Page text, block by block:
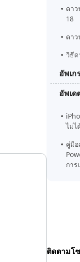
ดาว
18
ดาว
วิธีด
อัพเก
ควร
ios
อัพเด
ไม่ไ
คู่มื
กา
ติดตามโ